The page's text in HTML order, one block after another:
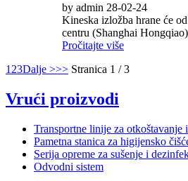
by admin 28-02-24
Kineska izložba hrane će
centru (Shanghai
Pročitajte više
1 23Dalje >>> Stranica 1 / 3
Vrući proizvodi
Transportne linije za otkoštavanje
Pametna stanica za higijensko
Serija opreme za sušenje i
Odvodni sistem